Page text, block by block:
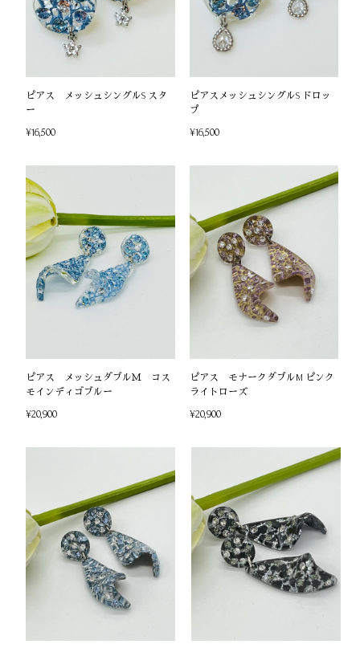
ピアス メッシュシングルS スタ
ー
¥16,500
ピアスメッシュシングルS ドロッ
プ
¥16,500
ピアス メッシュダブルＭ コス
モインディゴブルー
¥20,900
ピアス モナークダブルM ピンク
ライトローズ
¥20,900